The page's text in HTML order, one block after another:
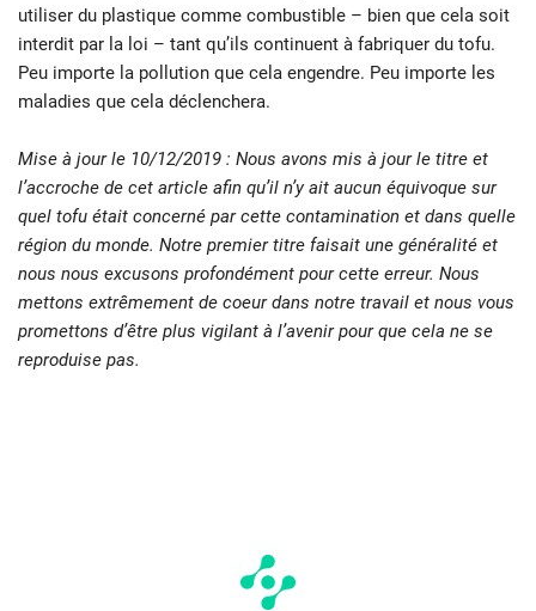
utiliser du plastique comme combustible – bien que cela soit
interdit par la loi – tant qu’ils continuent à fabriquer du tofu.
Peu importe la pollution que cela engendre. Peu importe les
maladies que cela déclenchera.
Mise à jour le 10/12/2019 : Nous avons mis à jour le titre et
l’accroche de cet article afin qu’il n’y ait aucun équivoque sur
quel tofu était concerné par cette contamination et dans quelle
région du monde. Notre premier titre faisait une généralité et
nous nous excusons profondément pour cette erreur. Nous
mettons extrêmement de coeur dans notre travail et nous vous
promettons d’être plus vigilant à l’avenir pour que cela ne se
reproduise pas.